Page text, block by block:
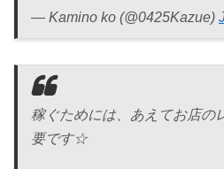
— Kamino ko (@0425Kazue)
稼ぐためには、あえてお店の
要です☆